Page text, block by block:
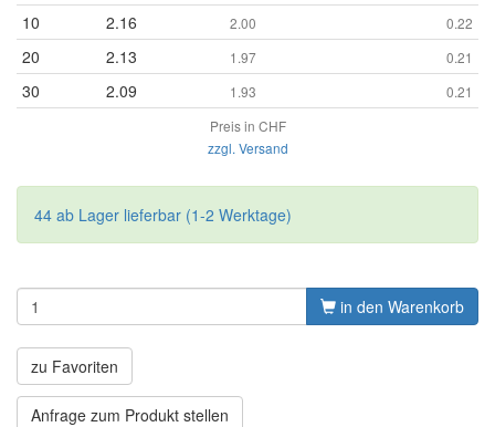
10 2.16 2.00 0.22
20 2.13 1.97 0.21
30 2.09 1.93
0.21
Preis in CHF
zzgl. Versand
44 ab Lager lieferbar (1-2 Werktage)
in den Warenkorb
zu Favoriten
Anfrage zum Produkt stellen